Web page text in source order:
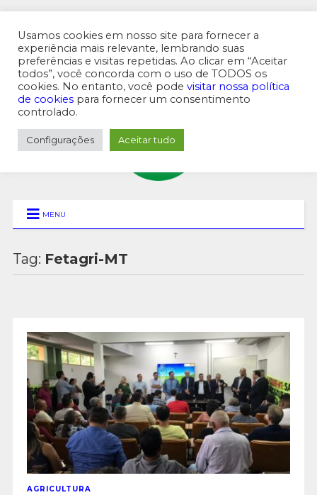
MENU SUPERIOR
MENU
Tag: Fetagri-MT
AGRICULTURA
Usamos cookies em nosso site para fornecer a
experiência mais relevante, lembrando suas
preferências e visitas repetidas. Ao clicar em “Aceitar
todos”, você concorda com o uso de TODOS os
cookies. No entanto, você pode visitar nossa política
de cookies para fornecer um consentimento
controlado.
Configurações Aceitar tudo